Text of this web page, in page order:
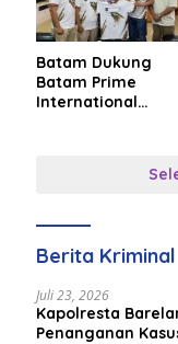
Batam Dukung
Batam Prime
International
Indonesia–
Malaysia
Berita Kriminal
Juli 23, 2026
Kapolresta
Penanganan